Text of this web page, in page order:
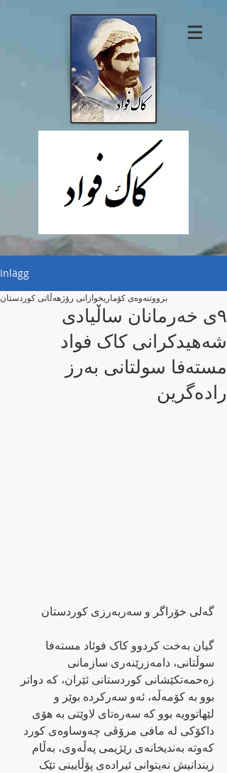
Inlägg
۹ی خەرمانان ساڵیادی
شەهیدکرانی کاک فواد
مستەفا سولتانی بەرز
رادەگرین
بزووتنەوەی کۆماریخوازانی رۆژهەڵاتی کوردستان
گەلی خۆراگر و سەربەرزی کوردستان
گیان بەخت کردوو کاک فوئاد مستەفا
سوڵتانی، دامەزرێنەری سازمانی
زەحمەتکێشانی کوردستانی ئێران، کە دواتر
بوو بە کۆمەڵە، ئەو سەرکردە بوێر و
لێهاتوویە بوو کە سەرەتای لاوێتی بە هۆی
داکۆکی لە مافی مرۆڤی چەوساوەی کورد
کەوتە بەندیخانەی رێژیمی پەڵەوی، بەڵام
زیندانیش نەیتوانی ئیرادەی پۆڵایینی تێک